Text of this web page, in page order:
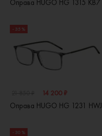
Оправа HUGO HG 1315 KB7
- 35 %
14 200 ₽
Оправа HUGO HG 1231 HWJ
- 30 %